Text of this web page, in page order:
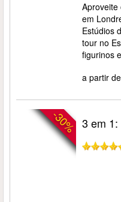
Aproveite
em
Estúdios
tour no
figurinos
a partir de
-30% 3 em